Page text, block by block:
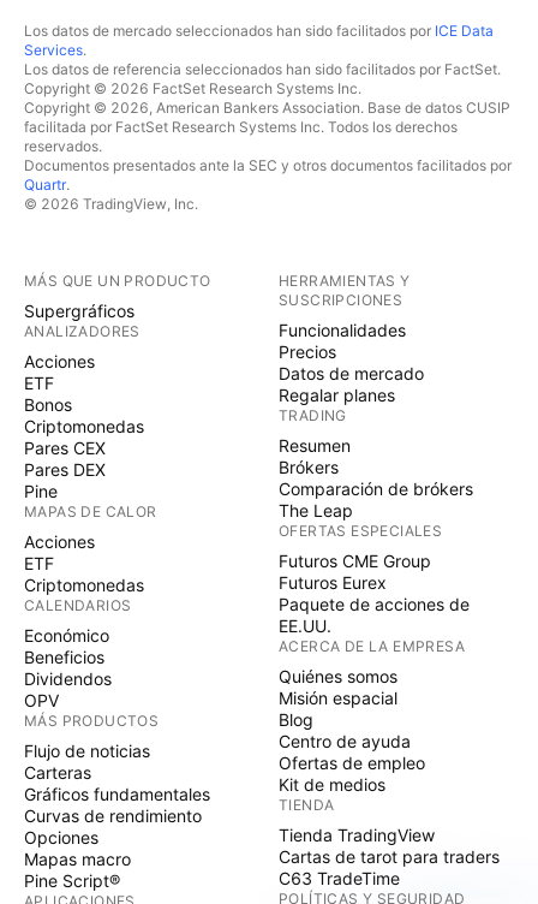
Los datos de mercado seleccionados han sido facilitados por ICE Data
Services.
Los datos de referencia seleccionados han sido facilitados por FactSet.
Copyright © 2026 FactSet Research Systems Inc.
Copyright © 2026, American Bankers Association. Base de datos CUSIP
facilitada por FactSet Research Systems Inc. Todos los derechos
reservados.
Documentos presentados ante la SEC y otros documentos facilitados por
Quartr.
© 2026 TradingView, Inc.
MÁS QUE UN PRODUCTO
Supergráficos
ANALIZADORES
Acciones
ETF
Bonos
Criptomonedas
Pares CEX
Pares DEX
Pine
MAPAS DE CALOR
Acciones
ETF
Criptomonedas
CALENDARIOS
Económico
Beneficios
Dividendos
OPV
MÁS PRODUCTOS
Flujo de noticias
Carteras
Gráficos fundamentales
Curvas de rendimiento
Opciones
Mapas macro
Pine Script®
HERRAMIENTAS Y
SUSCRIPCIONES
Funcionalidades
Precios
Datos de mercado
Regalar planes
TRADING
Resumen
Brókers
Comparación de brókers
The Leap
OFERTAS ESPECIALES
Futuros CME Group
Futuros Eurex
Paquete de acciones de
EE.UU.
ACERCA DE LA EMPRESA
Quiénes somos
Misión espacial
Blog
Centro de ayuda
Ofertas de empleo
Kit de medios
TIENDA
Tienda TradingView
Cartas de tarot para traders
C63 TradeTime
POLÍTICAS Y SEGURIDAD